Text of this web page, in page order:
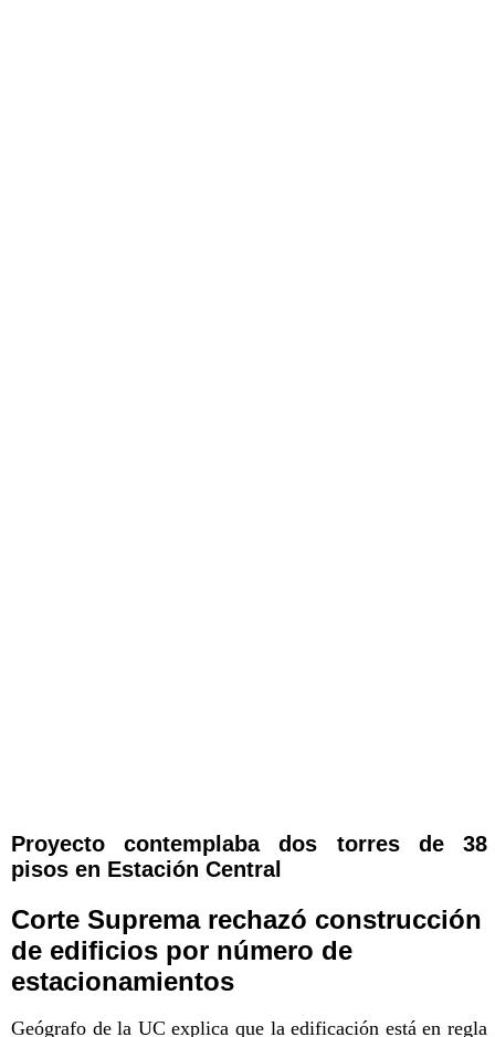
Proyecto contemplaba dos torres de 38
pisos en Estación Central
Corte Suprema rechazó construcción
de edificios por número de
estacionamientos
Geógrafo de la UC explica que la edificación está en regla